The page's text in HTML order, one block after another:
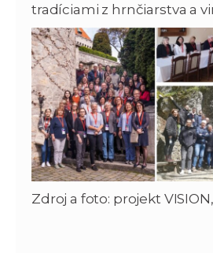
tradíciami z hrnčiarstva a
Zdroj a foto: projekt VISION,